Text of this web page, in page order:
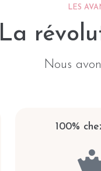
LES
La
Nous
100%